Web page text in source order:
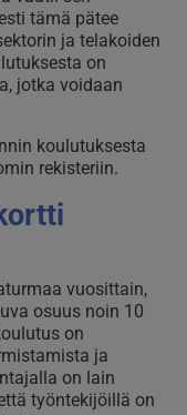
tämä pätee
ja telakoiden
on
jotka voidaan
koulutuksesta
rekisteriin.
vuosittain,
osuus noin 10
on
ja
on lain
työntekijöillä on